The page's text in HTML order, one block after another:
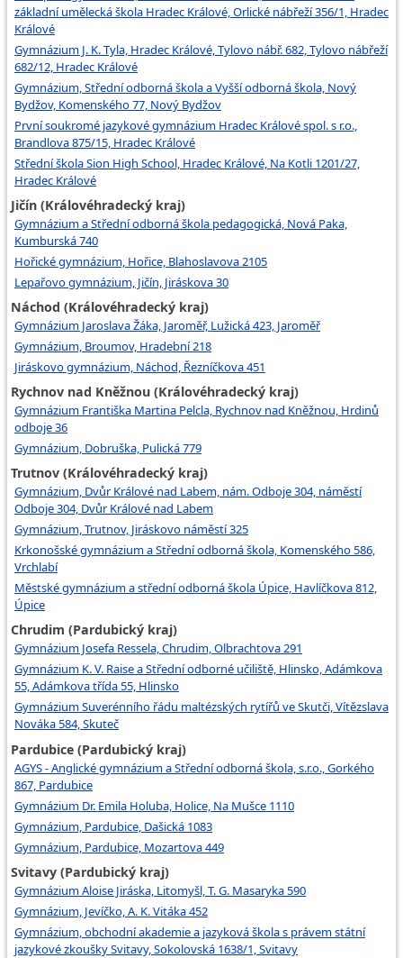
základní umělecká škola Hradec Králové, Orlické nábřeží 356/1, Hradec
Králové
Gymnázium J. K. Tyla, Hradec Králové, Tylovo nábř. 682, Tylovo nábřeží
682/12, Hradec Králové
Gymnázium, Střední odborná škola a Vyšší odborná škola, Nový
Bydžov, Komenského 77, Nový Bydžov
První soukromé jazykové gymnázium Hradec Králové spol. s r.o.,
Brandlova 875/15, Hradec Králové
Střední škola Sion High School, Hradec Králové, Na Kotli 1201/27,
Hradec Králové
Jičín (Královéhradecký kraj)
Gymnázium a Střední odborná škola pedagogická, Nová Paka,
Kumburská 740
Hořické gymnázium, Hořice, Blahoslavova 2105
Lepařovo gymnázium, Jičín, Jiráskova 30
Náchod (Královéhradecký kraj)
Gymnázium Jaroslava Žáka, Jaroměř, Lužická 423, Jaroměř
Gymnázium, Broumov, Hradební 218
Jiráskovo gymnázium, Náchod, Řezníčkova 451
Rychnov nad Kněžnou (Královéhradecký kraj)
Gymnázium Františka Martina Pelcla, Rychnov nad Kněžnou, Hrdinů
odboje 36
Gymnázium, Dobruška, Pulická 779
Trutnov (Královéhradecký kraj)
Gymnázium, Dvůr Králové nad Labem, nám. Odboje 304, náměstí
Odboje 304, Dvůr Králové nad Labem
Gymnázium, Trutnov, Jiráskovo náměstí 325
Krkonošské gymnázium a Střední odborná škola, Komenského 586,
Vrchlabí
Městské gymnázium a střední odborná škola Úpice, Havlíčkova 812,
Úpice
Chrudim (Pardubický kraj)
Gymnázium Josefa Ressela, Chrudim, Olbrachtova 291
Gymnázium K. V. Raise a Střední odborné učiliště, Hlinsko, Adámkova
55, Adámkova třída 55, Hlinsko
Gymnázium Suverénního řádu maltézských rytířů ve Skutči, Vítězslava
Nováka 584, Skuteč
Pardubice (Pardubický kraj)
AGYS - Anglické gymnázium a Střední odborná škola, s.r.o., Gorkého
867, Pardubice
Gymnázium Dr. Emila Holuba, Holice, Na Mušce 1110
Gymnázium, Pardubice, Dašická 1083
Gymnázium, Pardubice, Mozartova 449
Svitavy (Pardubický kraj)
Gymnázium Aloise Jiráska, Litomyšl, T. G. Masaryka 590
Gymnázium, Jevíčko, A. K. Vitáka 452
Gymnázium, obchodní akademie a jazyková škola s právem státní
jazykové zkoušky Svitavy, Sokolovská 1638/1, Svitavy